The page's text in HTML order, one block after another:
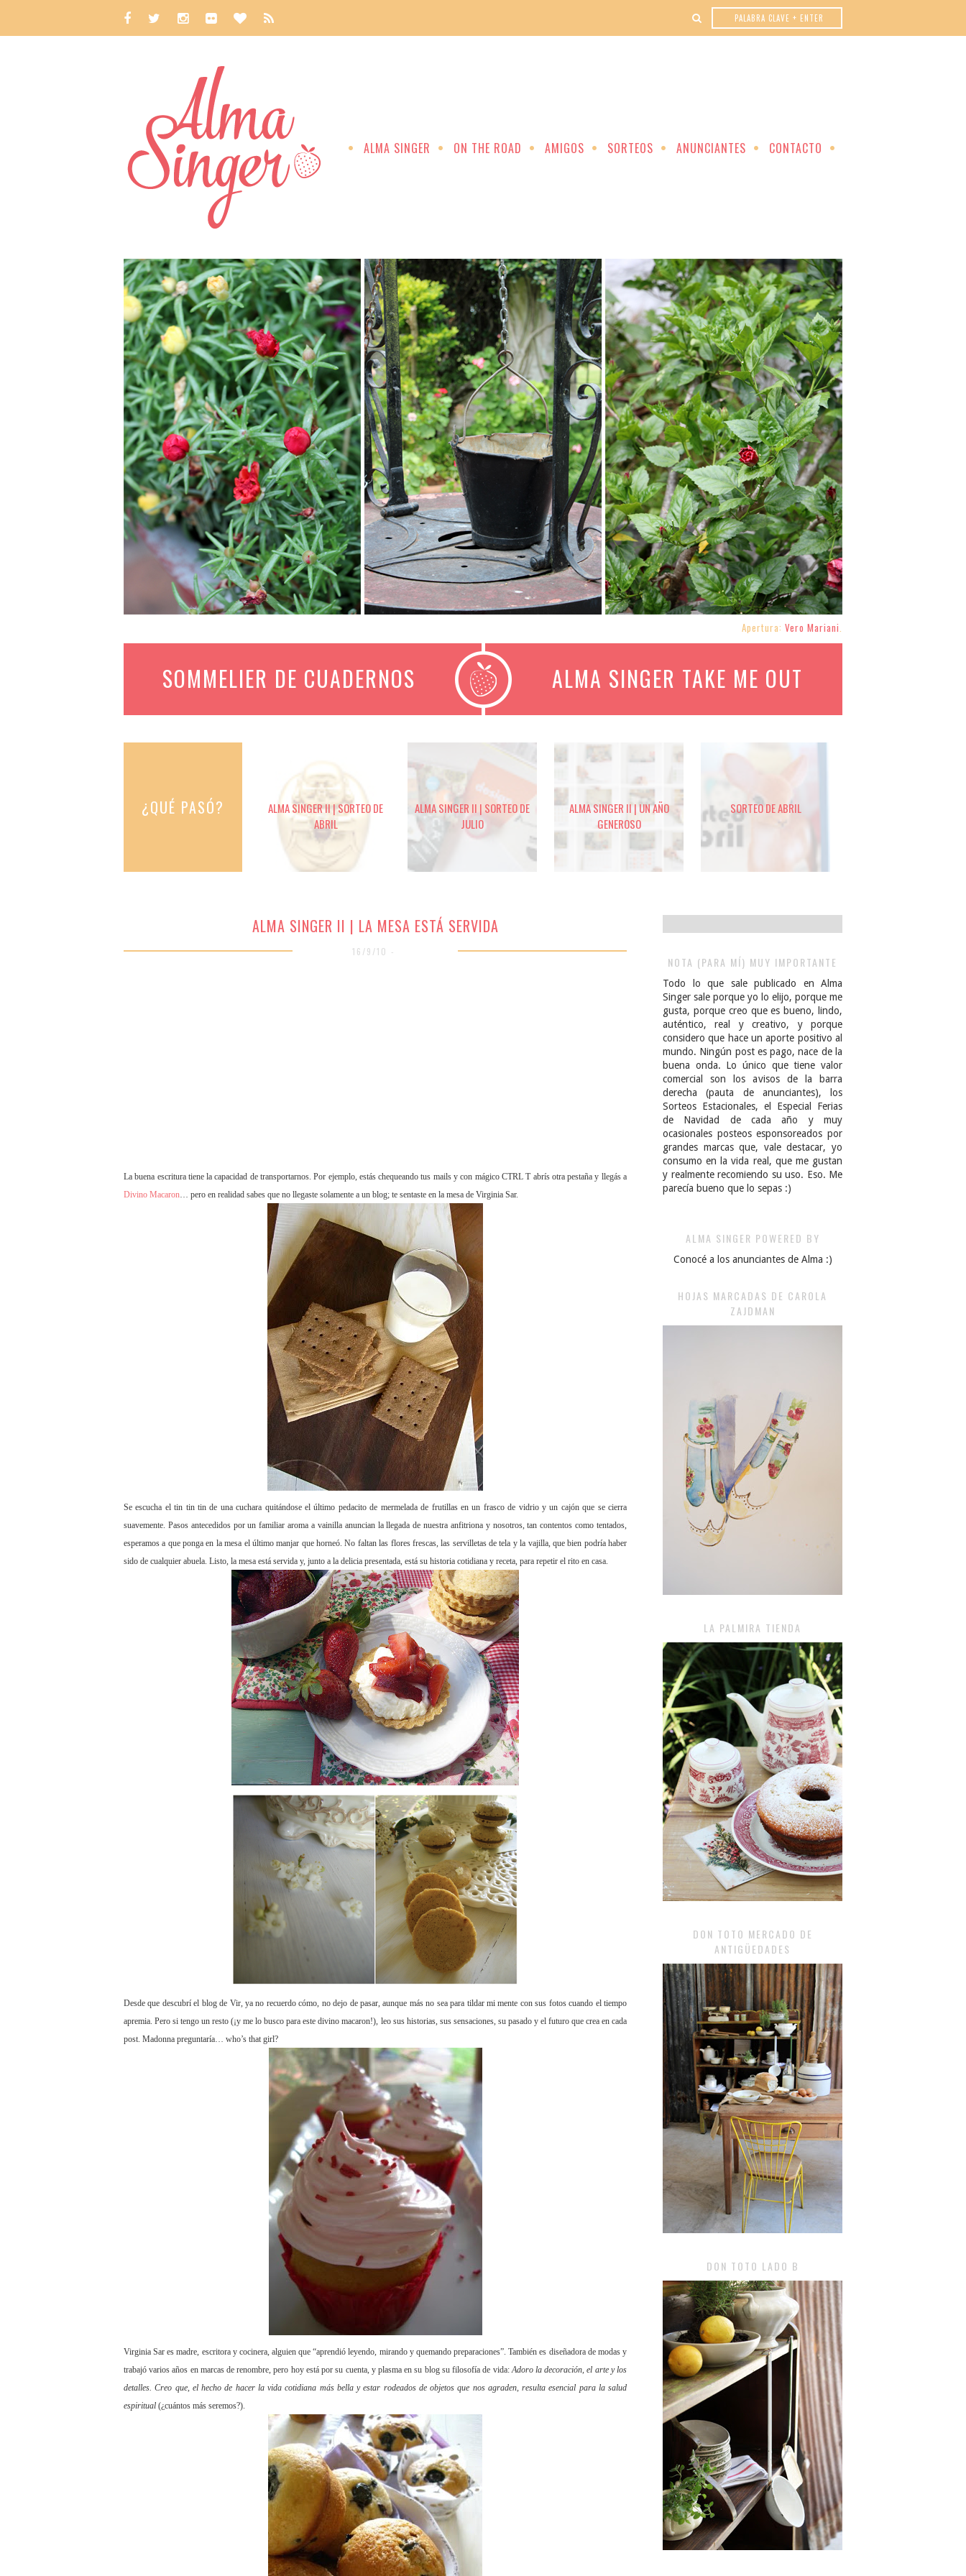
ALMA SINGER ON THE ROAD AMIGOS SORTEOS ANUNCIANTES CONTACTO
Apertura: Vero Mariani.
SOMMELIER DE CUADERNOS ALMA SINGER TAKE ME OUT
¿QUÉ PASÓ?
ALMA SINGER II | SORTEO DE
ABRIL
ALMA SINGER II | SORTEO DE
JULIO
ALMA SINGER II | UN AÑO
GENEROSO
SORTEO DE ABRIL
ALMA SINGER II | LA MESA ESTÁ SERVIDA
16/9/10 -
La buena escritura tiene la capacidad de transportarnos. Por ejemplo, estás chequeando tus mails y con mágico CTRL T abrís otra pestaña y llegás a
Divino Macaron… pero en realidad sabes que no llegaste solamente a un blog; te sentaste en la mesa de Virginia Sar.
Se escucha el tin tin tin de una cuchara quitándose el último pedacito de mermelada de frutillas en un frasco de vidrio y un cajón que se cierra
suavemente. Pasos antecedidos por un familiar aroma a vainilla anuncian la llegadade nuestra anfitriona y nosotros, tan contentos como tentados,
esperamos a que ponga en la mesa el último manjar que horneó. No faltan las flores frescas, las servilletas de tela y la vajilla, que bien podría haber
sido de cualquier abuela. Listo, la mesa está servida y, junto a la delicia presentada, está su historia cotidiana y receta, para repetir el rito en casa.
Desde que descubrí el blog de Vir, ya no recuerdo cómo, no dejo de pasar, aunque más no sea para tildar mi mente con sus fotos cuando el tiempo
apremia. Pero si tengo un resto (¡y me lo busco para este divino macaron!), leo sus historias, sus sensaciones, su pasado y el futuro que crea en cada
post. Madonna preguntaría… who’s that girl?
Virginia Sar es madre, escritora y cocinera, alguien que “aprendió leyendo, mirando y quemando preparaciones”. También es diseñadora de modas y
trabajó varios años en marcas de renombre, pero hoy está por su cuenta, y plasma en su blog su filosofía de vida:Adoro la decoración, el arte y los
detalles. Creo que, el hecho de hacer la vida cotidiana más bella y estar rodeados de objetos que nos agraden, resulta esencial para la salud
espiritual (¿cuántos más seremos?).
NOTA (PARA MÍ) MUY IMPORTANTE
Todo lo que sale publicado en Alma
Singer sale porque yo lo elijo, porque me
gusta, porque creo que es bueno, lindo,
auténtico, real y creativo, y porque
considero que hace un aporte positivo al
mundo. Ningún post es pago, nace de la
buena onda. Lo único que tiene valor
comercial son los avisos de la barra
derecha (pauta de anunciantes), los
Sorteos Estacionales, el Especial Ferias
de Navidad de cada año y muy
ocasionales posteos esponsoreados por
grandes marcas que, vale destacar, yo
consumo en la vida real, que me gustan
y realmente recomiendo su uso. Eso. Me
parecía bueno que lo sepas :)
ALMA SINGER POWERED BY
Conocé a los anunciantes de Alma :)
HOJAS MARCADAS DE CAROLA
ZAJDMAN
LA PALMIRA TIENDA
DON TOTO MERCADO DE
ANTIGÜEDADES
DON TOTO LADO B